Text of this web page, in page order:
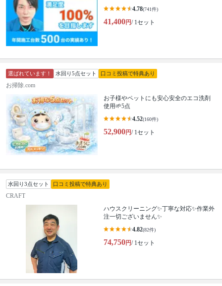
4.78(741件)
41,400円/ 1セット
選ばれています！ 水回り5点セット 口コミ投稿で特典あり
お掃除.com
お子様やペットにも安心安全のエコ洗剤
使用🌱5点
4.52(160件)
52,900円/ 1セット
水回り3点セット 口コミ投稿で特典あり
CRAFT
ハウスクリーニング✨丁寧な対応✨作業外
注一切ございません✨
4.82(82件)
74,750円/ 1セット